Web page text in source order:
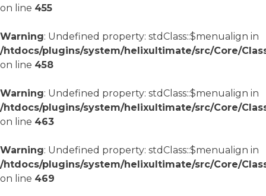
on line 455
Warning: Undefined property: stdClass::$menualign in
/htdocs/plugins/system/helixultimate/src/Core/
on line 458
Warning: Undefined property: stdClass::$menualign in
/htdocs/plugins/system/helixultimate/src/Core/
on line 463
Warning: Undefined property: stdClass::$menualign in
/htdocs/plugins/system/helixultimate/src/Core/
on line 469